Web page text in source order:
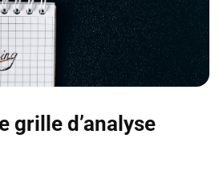
grille d’analyse